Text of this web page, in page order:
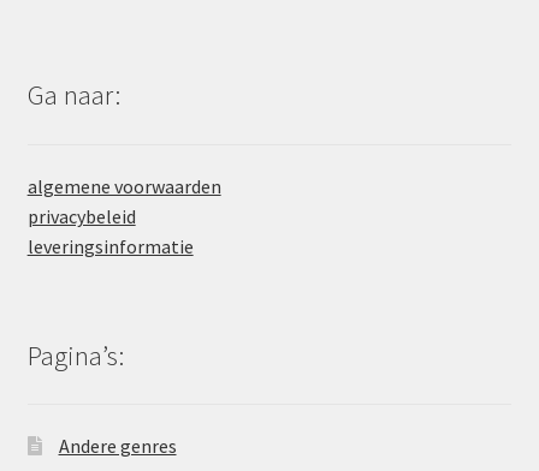
Ga naar:
algemene voorwaarden
privacybeleid
leveringsinformatie
Pagina’s:
Andere genres